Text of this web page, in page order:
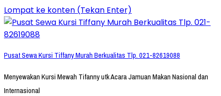
Lompat ke konten (Tekan Enter)
Pusat Sewa Kursi Tiffany Murah Berkualitas Tlp. 021-82619088
Menyewakan Kursi Mewah Tifanny utk Acara Jamuan Makan Nasional dan
Internasional